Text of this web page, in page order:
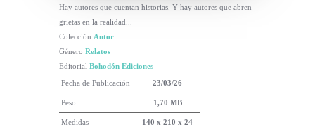
Hay autores que cuentan historias. Y hay autores que abren
grietas en la realidad...
Colección Autor
Género Relatos
Editorial Bohodón Ediciones
Fecha de Publicación
23/03/26
Peso 1,70 MB
Medidas 140 x 210 x 24